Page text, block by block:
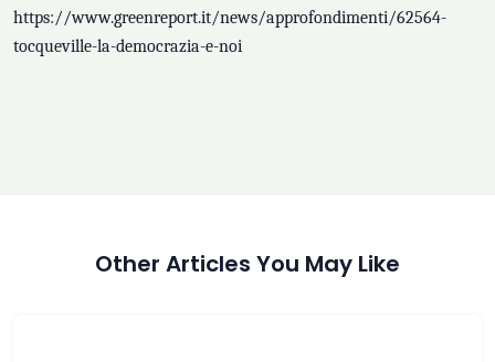
https://www.greenreport.it/news/approfondimenti/62564-
tocqueville-la-democrazia-e-noi
Other Articles You May Like